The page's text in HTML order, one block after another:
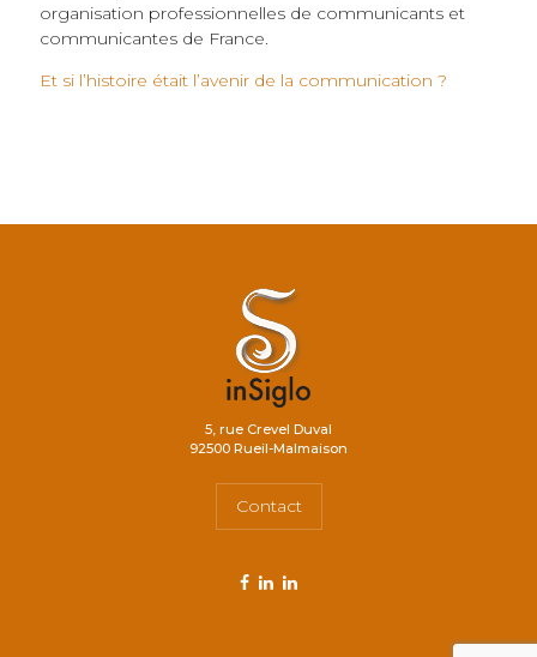
organisation professionnelles de communicants et
communicantes de France.
Et si l’histoire était l’avenir de la communication ?
5, rue Crevel Duval
92500 Rueil-Malmaison
Contact